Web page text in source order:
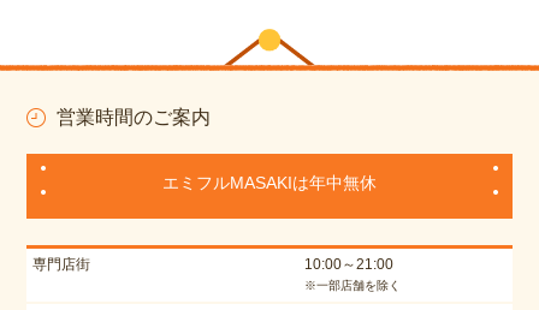
営業時間のご案内
エミフルMASAKIは年中無休
専門店街 10:00～21:00
※一部店舗を除く